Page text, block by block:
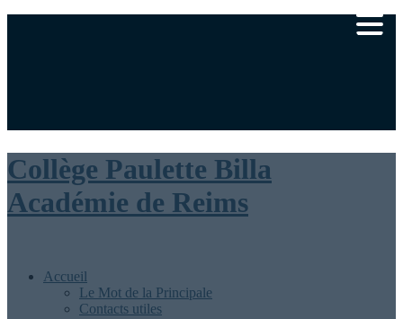
Collège Paulette Billa
Académie de Reims
Accueil
Le Mot de la Principale
Contacts utiles